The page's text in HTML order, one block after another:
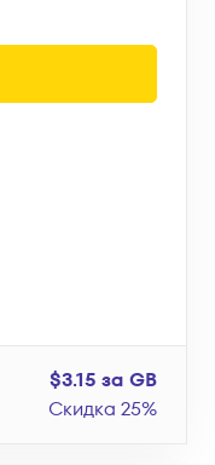
$3.15 за GB
Скидка 25%